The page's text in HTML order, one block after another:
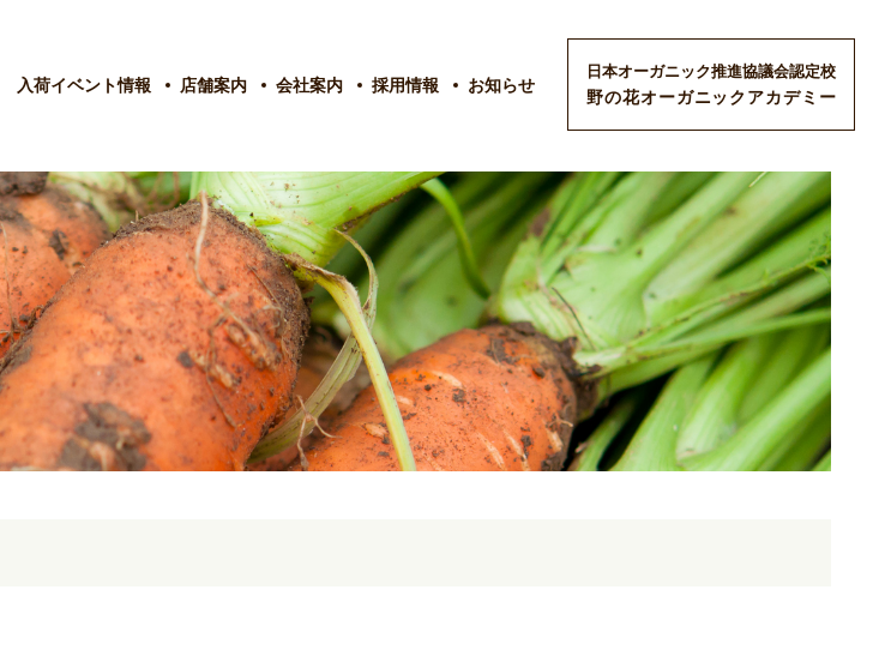
入荷イベント情報 店舗案内 会社案内 採用情報 お知らせ
日本オーガニック推進協議会認定校
野の花オーガニックアカデミー